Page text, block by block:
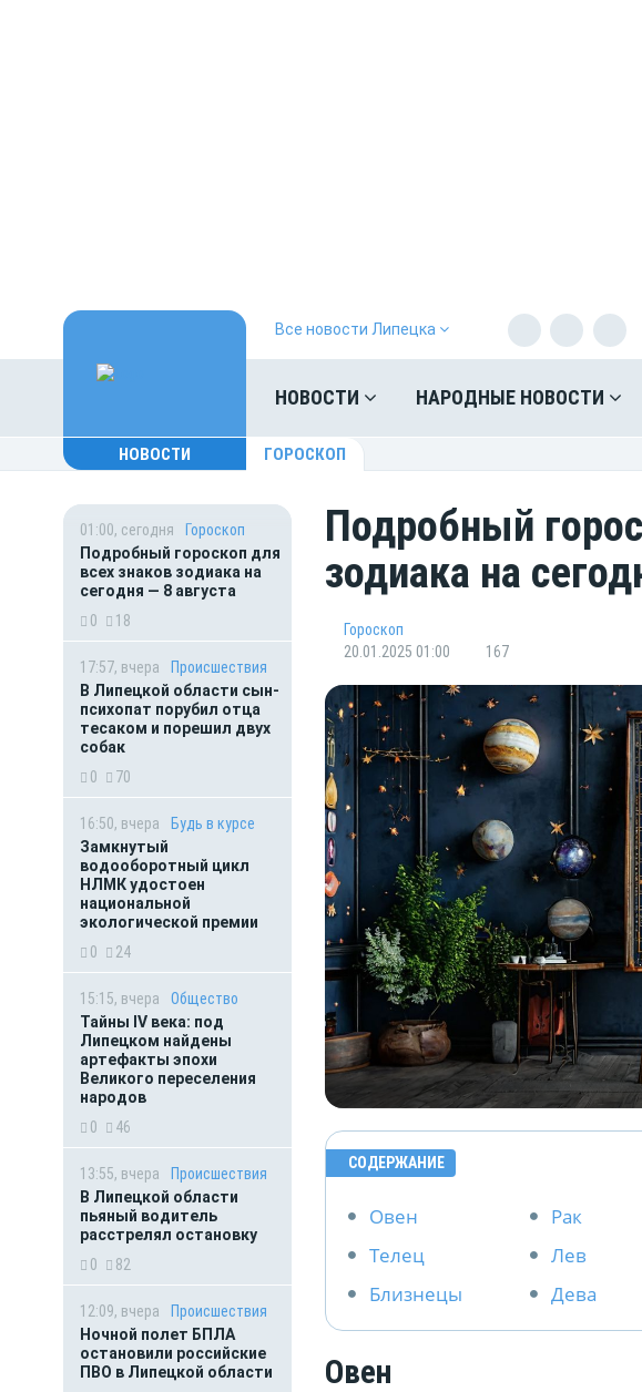
Все новости Липецка
НОВОСТИ НАРОДНЫЕ НОВОСТИ
НОВОСТИ ГОРОСКОП
01:00, сегодня
Гороскоп
Подробный гороскоп для
всех знаков зодиака на
сегодня — 8 августа
0
18
17:57, вчера
Происшествия
В Липецкой области сын-
психопат порубил отца
тесаком и порешил двух
собак
0
70
16:50, вчера
Будь в курсе
Замкнутый
водооборотный цикл
НЛМК удостоен
национальной
экологической премии
0
24
15:15, вчера
Общество
Тайны IV века: под
Липецком найдены
артефакты эпохи
Великого переселения
народов
0
46
13:55, вчера
Происшествия
В Липецкой области
пьяный водитель
расстрелял остановку
0
82
12:09, вчера
Происшествия
Ночной полет БПЛА
остановили российские
ПВО в Липецкой области
Подробный
зодиака на
Гороскоп
20.01.2025 01:00
167
СОДЕРЖАНИЕ
Овен
Телец
Близнецы
Рак
Лев
Дева
Овен